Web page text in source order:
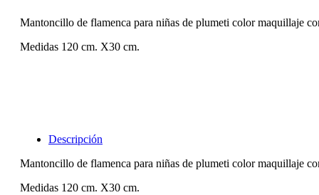
Mantoncillo de flamenca para niñas de plumeti color maquillaje
Medidas 120 cm. X30 cm.
Descripción
Mantoncillo de flamenca para niñas de plumeti color maquillaje
Medidas 120 cm. X30 cm.